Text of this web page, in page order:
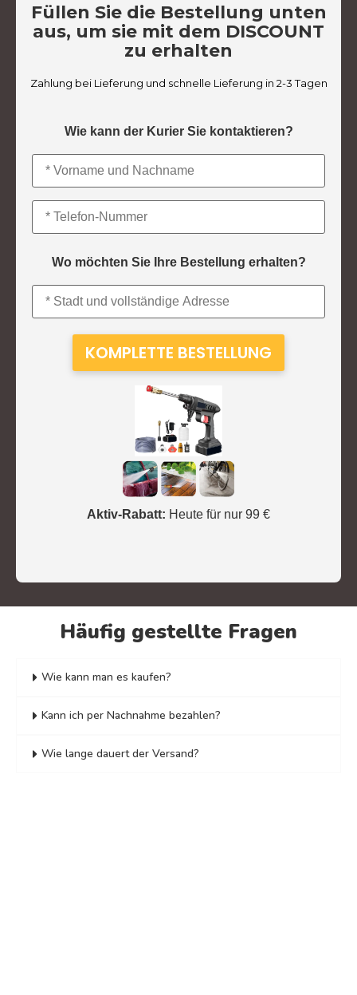
Füllen Sie die Bestellung unten
aus, um sie mit dem DISCOUNT
zu erhalten
Zahlung bei Lieferung und schnelle Lieferung in 2-3 Tagen
Wie kann der Kurier Sie kontaktieren?
Wo möchten Sie Ihre Bestellung erhalten?
Aktiv-Rabatt: Heute für nur 99 €
Häufig gestellte Fragen
Wie kann man es kaufen?
Kann ich per Nachnahme bezahlen?
Wie lange dauert der Versand?